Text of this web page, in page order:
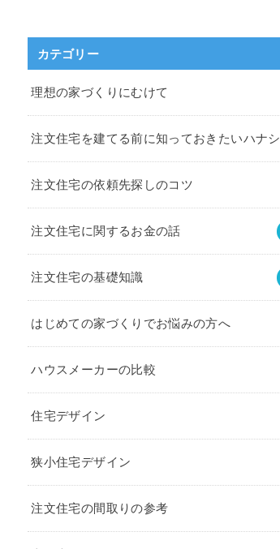
カテゴリー
理想の家づくりにむけて
注文住宅を建てる前に知っておきたいハナシ
注文住宅の依頼先探しのコツ
注文住宅に関するお金の話
注文住宅の基礎知識
はじめての家づくりでお悩みの方へ
ハウスメーカーの比較
住宅デザイン
狭小住宅デザイン
注文住宅の間取りの参考